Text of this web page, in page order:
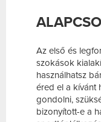
Az első és
szokások
használhatsz
éred el a kívánt
gondolni,
bizonyított-e a